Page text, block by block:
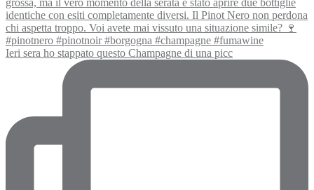
Ieri sera ho stappato questo Champagne di una picc